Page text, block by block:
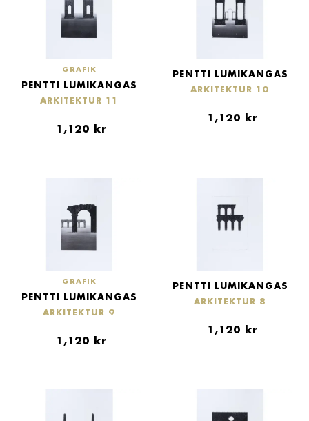
GRAFIK
PENTTI LUMIKANGAS
ARKITEKTUR 11
1,120 kr
PENTTI LUMIKANGAS
ARKITEKTUR 10
1,120 kr
GRAFIK
PENTTI LUMIKANGAS
ARKITEKTUR 9
1,120 kr
PENTTI LUMIKANGAS
ARKITEKTUR 8
1,120 kr